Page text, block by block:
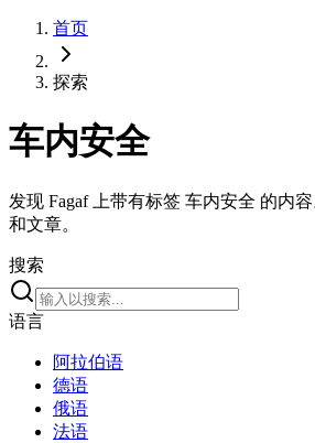
首页
探索
车内安全
发现 Fagaf 上带有标签 车内安全 的内
和文章。
搜索
语言
阿拉伯语
德语
俄语
法语